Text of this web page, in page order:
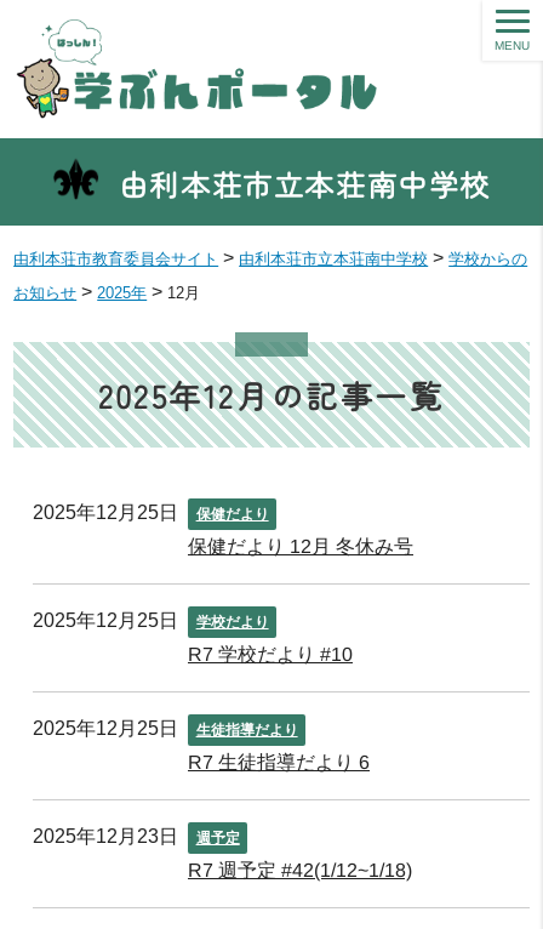
由利本荘市立本荘南中学校
MENU
由利本荘市教育委員会サイト > 由利本荘市立本荘南中学校 >学校からの
お知らせ > 2025年 > 12月
2025年12月の記事一覧
2025年12月25日 保健だより
保健だより 12月 冬休み号
2025年12月25日 学校だより
R7 学校だより #10
2025年12月25日 生徒指導だより
R7 生徒指導だより 6
2025年12月23日 週予定
R7 週予定 #42(1/12~1/18)